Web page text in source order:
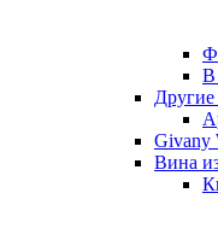
В
Givany
Вина